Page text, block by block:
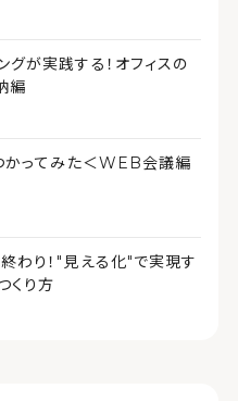
グが実践する！オフィスの
編
かってみた＜WEB会議編
わり！"見える化"で実現す
くり方